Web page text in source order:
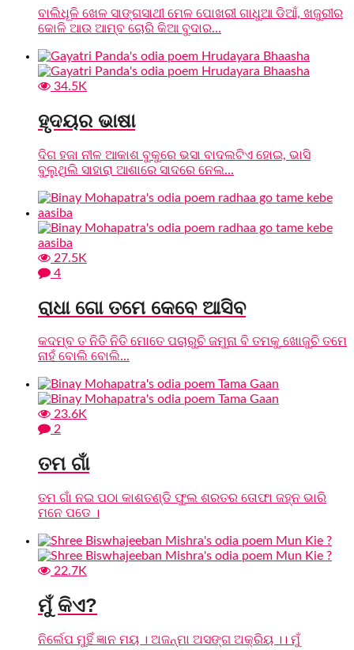
ବାଲିଧୂଳି ଖେଳ ସାଙ୍ଗସାଥୀ ମେଳ ପୋଖରୀ ଗାଧୁଆ ଡିଆଁ, ଖଜୁରୀର
କୋଳି ଆଉ ଆମ୍ବ ଚୋରି କିଆ ବୁଦାର...
34.5K
ହୃଦୟର ଭାଷା
ଦିଗ ହଜା ନୀଳ ଆକାଶ ବୁକୁରେ ଭସା ବାଦଲଟିଏ ହୋଇ, ଭାସି
ବୁଲୁଥିଲି ସାହାରା ଆଶାରେ ସାଦରେ ନେଲ...
27.5K
4
ରାଧା ଗୋ ତମେ କେବେ ଆସିବ
କଦମ୍ବ ତ ନିତି ନିତି ମୋତେ ପଚାରୁଚି ଜମୁନା ବି ତମକୁ ଖୋଜୁଚି ତମେ
ନାହଁ ବୋଲି ବୋଲି...
23.6K
2
ତମ ଗାଁ
ତମ ଗାଁ ନଇ ପଠା କାଶତଣ୍ଡି ଫୁଲ ଶରତର ତୋଫା ଜହ୍ନ ଭାରି
ମନେ ପଡେ ।
22.7K
ମୁଁ କିଏ?
ନିର୍ଲେପ ମୁହିଁ ଜ୍ଞାନ ମୟ । ଅଜନ୍ମା ଅସଙ୍ଗ ଅକ୍ରିୟ ।। ମୁଁ